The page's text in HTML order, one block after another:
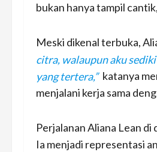
bukan hanya tampil
Meski dikenal terbuka,
citra, walaupun aku
yang tertera,” katanya
menjalani kerja sama
Perjalanan Aliana Lean
Ia menjadi representasi